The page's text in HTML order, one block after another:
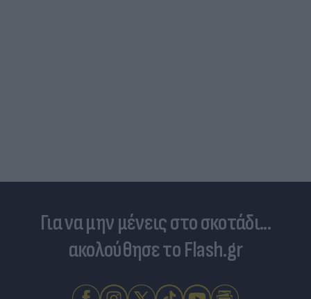
Για να μην μένεις στο σκοτάδι...
ακολούθησε το Flash.gr